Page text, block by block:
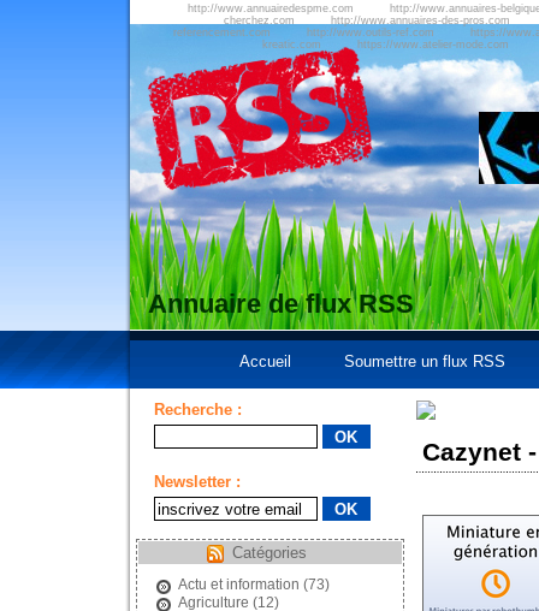
http://www.annuairedespme.com
http://www.annuaires-
cherchez.com
http://www.annuaires-des-pros.com
referencement.com
http://www.outils-ref.com
https://
kreatic.com
https://www.atelier-mode.com
Annuaire de flux RSS
Accueil Soumettre un flux RSS
Recherche :
Newsletter :
Catégories
Actu et information (73)
Agriculture (12)
Cazynet